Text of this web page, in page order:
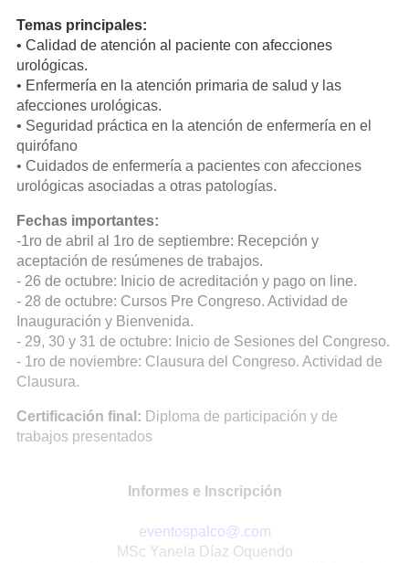
Temas principales:
• Calidad de atención al paciente con afecciones
urológicas.
• Enfermería en la atención primaria de salud y las
afecciones urológicas.
• Seguridad práctica en la atención de enfermería en el
quirófano
• Cuidados de enfermería a pacientes con afecciones
urológicas asociadas a otras patologías.
Fechas importantes:
-1ro de abril al 1ro de septiembre: Recepción y
aceptación de resúmenes de trabajos.
- 26 de octubre: Inicio de acreditación y pago on line.
- 28 de octubre: Cursos Pre Congreso. Actividad de
Inauguración y Bienvenida.
- 29, 30 y 31 de octubre: Inicio de Sesiones del Congreso.
- 1ro de noviembre: Clausura del Congreso. Actividad de
Clausura.
Certificación final: Diploma de participación y de
trabajos presentados
Informes e Inscripción
eventospalco@.com
MSc Yanela Díaz Oquendo